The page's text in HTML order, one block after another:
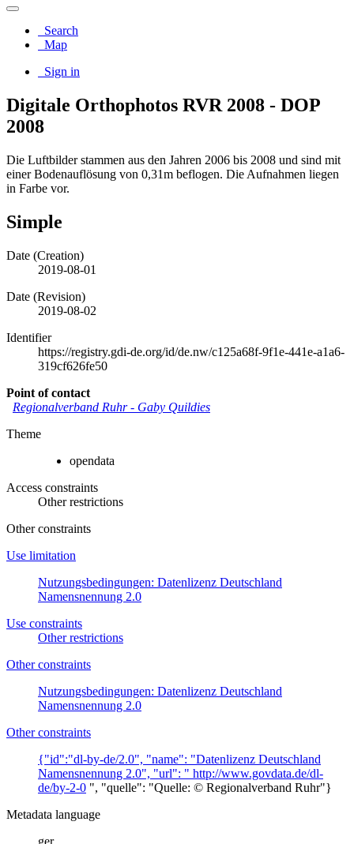
Search
Map
Sign in
Digitale Orthophotos RVR 2008 - DOP
2008
Die Luftbilder stammen aus den Jahren 2006 bis 2008 und sind mit
einer Bodenauflösung von 0,31m beflogen. Die Aufnahmen liegen
in Farbe vor.
Simple
Date (Creation)
2019-08-01
Date (Revision)
2019-08-02
Identifier
https://registry.gdi-de.org/id/de.nw/c125a68f-9f1e-441e-a1a6-
319cf626fe50
Point of contact
Regionalverband Ruhr- Gaby Quildies
Theme
opendata
Access constraints
Other restrictions
Other constraints
Use limitation
Nutzungsbedingungen: Datenlizenz Deutschland
Namensnennung 2.0
Use constraints
Other restrictions
Other constraints
Nutzungsbedingungen: Datenlizenz Deutschland
Namensnennung 2.0
Other constraints
{"id":"dl-by-de/2.0", "name": "Datenlizenz Deutschland
Namensnennung 2.0", "url": " http://www.govdata.de/dl-
de/by-2-0 ", "quelle": "Quelle: © Regionalverband Ruhr"}
Metadata language
ger